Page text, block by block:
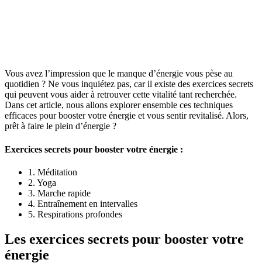
Vous avez l’impression que le manque d’énergie vous pèse au
quotidien ? Ne vous inquiétez pas, car il existe des exercices secrets
qui peuvent vous aider à retrouver cette vitalité tant recherchée.
Dans cet article, nous allons explorer ensemble ces techniques
efficaces pour booster votre énergie et vous sentir revitalisé. Alors,
prêt à faire le plein d’énergie ?
Exercices secrets pour booster votre énergie :
1. Méditation
2. Yoga
3. Marche rapide
4. Entraînement en intervalles
5. Respirations profondes
Les exercices secrets pour booster votre
énergie